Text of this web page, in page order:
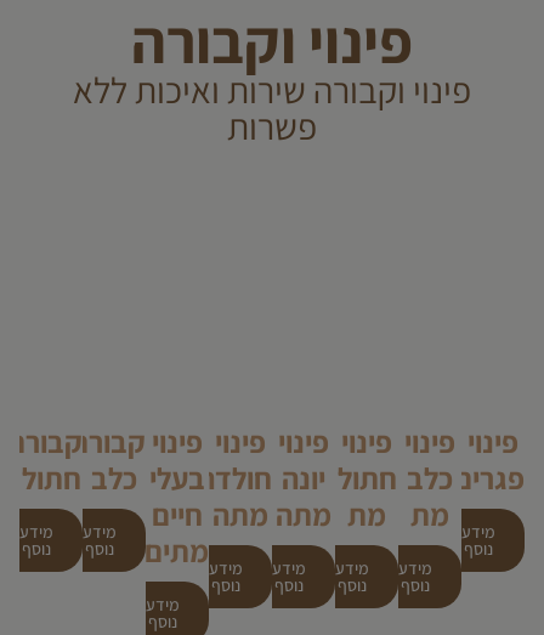
פינוי וקבורה
פינוי וקבורה שירות ואיכות ללא
פשרות
פינוי
פגרים
מידע
נוסף
פינוי
כלב
מת
מידע
נוסף
פינוי
חתול
מת
מידע
נוסף
פינוי
יונה
מתה
מידע
נוסף
פינוי
חולדה
מתה
מידע
נוסף
פינוי
בעלי
חיים
מתים
מידע
נוסף
קבורת
כלב
מידע
נוסף
קבורת
חתול
מידע
נוסף